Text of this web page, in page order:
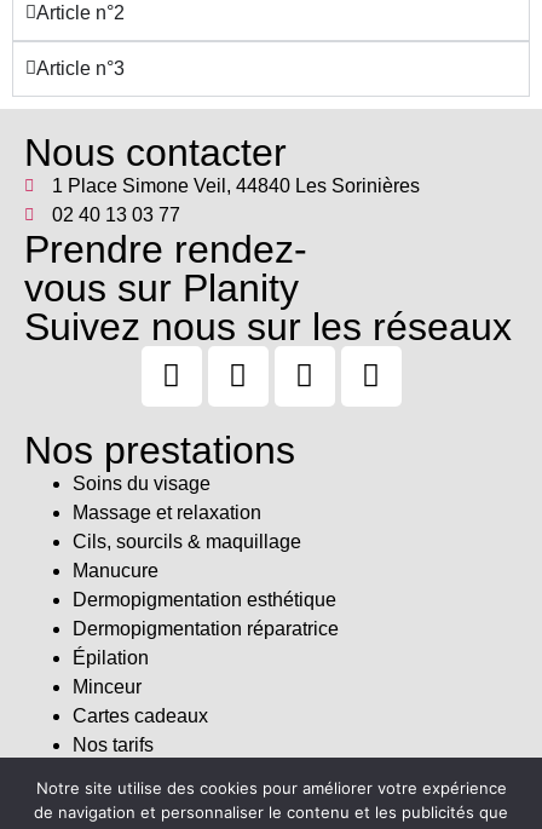
Article n°2
Article n°3
Nous contacter
1 Place Simone Veil, 44840 Les Sorinières
02 40 13 03 77
Prendre rendez-
vous sur Planity
Suivez nous sur les réseaux
Nos prestations
Soins du visage
Massage et relaxation
Cils, sourcils & maquillage
Manucure
Dermopigmentation esthétique
Dermopigmentation réparatrice
Épilation
Minceur
Cartes cadeaux
Nos tarifs
En savoir plus
Notre site utilise des cookies pour améliorer votre expérience
de navigation et personnaliser le contenu et les publicités que